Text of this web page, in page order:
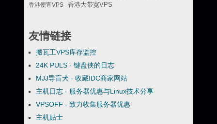
香港便宜VPS 香港大带宽VPS
友情链接
搬瓦工VPS库存监控
24K PULS - 键盘侠的日志
MJJ导盲犬 - 收藏IDC商家网站
主机日志 - 服务器优惠与Linux技术分享
VPSOFF - 致力收集服务器优惠
主机贴士